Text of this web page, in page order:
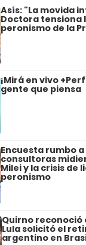
Asís: "La movida
Doctora tensiona
peronismo de la
¡Mirá en vivo
gente que piensa
Encuesta rumbo
consultoras
Milei y la crisis de
peronismo
Quirno reconoció
Lula solicitó el
argentino en